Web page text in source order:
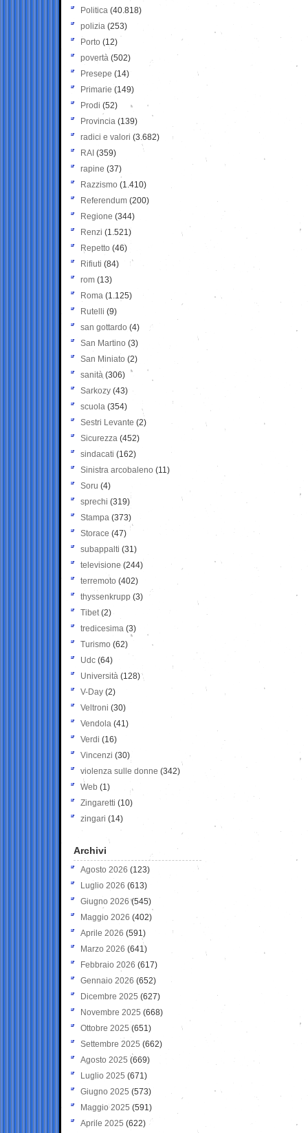
Politica (40.818)
polizia (253)
Porto (12)
povertà (502)
Presepe (14)
Primarie (149)
Prodi (52)
Provincia (139)
radici e valori (3.682)
RAI (359)
rapine (37)
Razzismo (1.410)
Referendum (200)
Regione (344)
Renzi (1.521)
Repetto (46)
Rifiuti (84)
rom (13)
Roma (1.125)
Rutelli (9)
san gottardo (4)
San Martino (3)
San Miniato (2)
sanità (306)
Sarkozy (43)
scuola (354)
Sestri Levante (2)
Sicurezza (452)
sindacati (162)
Sinistra arcobaleno (11)
Soru (4)
sprechi (319)
Stampa (373)
Storace (47)
subappalti (31)
televisione(244)
terremoto (402)
thyssenkrupp (3)
Tibet(2)
tredicesima (3)
Turismo (62)
Udc (64)
Università (128)
V-Day (2)
Veltroni (30)
Vendola (41)
Verdi (16)
Vincenzi (30)
violenza sulle donne (342)
Web (1)
Zingaretti (10)
zingari (14)
Archivi
Agosto 2026 (123)
Luglio 2026 (613)
Giugno 2026 (545)
Maggio 2026 (402)
Aprile 2026 (591)
Marzo 2026 (641)
Febbraio 2026 (617)
Gennaio 2026 (652)
Dicembre 2025 (627)
Novembre 2025 (668)
Ottobre 2025 (651)
Settembre 2025 (662)
Agosto 2025 (669)
Luglio 2025 (671)
Giugno 2025 (573)
Maggio 2025 (591)
Aprile 2025 (622)